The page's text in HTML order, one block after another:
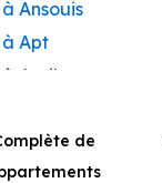
Ansouis
Apt
Auribeau
à
de